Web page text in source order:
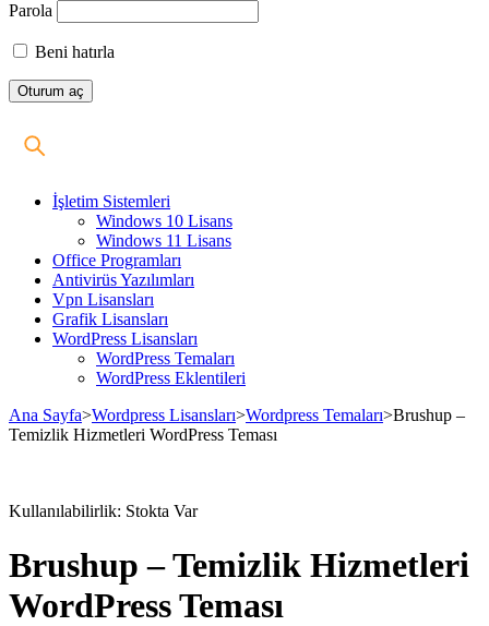
Parola
Beni hatırla
İşletim Sistemleri
Windows 10 Lisans
Windows 11 Lisans
Office Programları
Antivirüs Yazılımları
Vpn Lisansları
Grafik Lisansları
WordPress Lisansları
WordPress Temaları
WordPress Eklentileri
Ana Sayfa>Wordpress Lisansları>Wordpress Temaları>Brushup –
Temizlik Hizmetleri WordPress Teması
Kullanılabilirlik: Stokta Var
Brushup – Temizlik Hizmetleri
WordPress Teması